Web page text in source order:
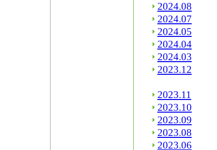
2024.08
2024.07
2024.05
2024.04
2024.03
2023.12
2023.11
2023.10
2023.09
2023.08
2023.06